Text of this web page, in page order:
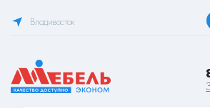
Владивосток